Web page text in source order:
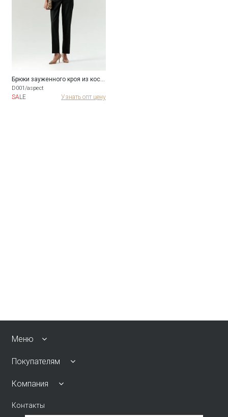
D001/aspect
SALE Узнать опт цену
Меню
Покупателям
Компания
Контакты